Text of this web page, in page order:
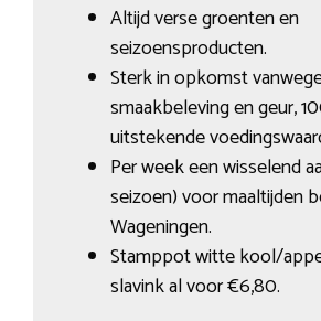
Altijd verse groenten en
seizoensproducten.
Sterk in opkomst
smaakbeleving en geur,
uitstekende
Per week een wisselend
seizoen) voor maaltijden
Wageningen.
Stamppot witte kool/
slavink al voor €6,80.